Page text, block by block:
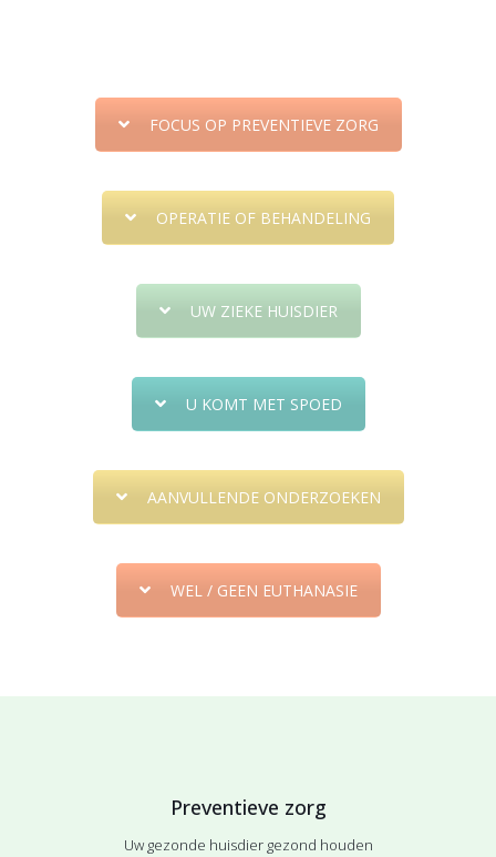
FOCUS OP PREVENTIEVE ZORG
OPERATIE OF BEHANDELING
UW ZIEKE HUISDIER
U KOMT MET SPOED
AANVULLENDE ONDERZOEKEN
WEL / GEEN EUTHANASIE
Preventieve zorg
Uw gezonde huisdier gezond houden